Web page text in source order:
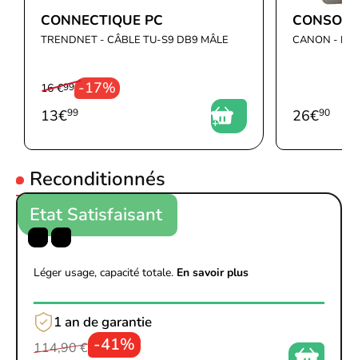
CONNECTIQUE PC
TRENDNET - CÂBLE TU-S9 DB9 MÂLE
-17%
16 €99
13€99
CANON -
26€90
Reconditionnés
Etat Satisfaisant
Léger usage, capacité totale. En savoir plus
1 an de garantie
114,90 € -41%